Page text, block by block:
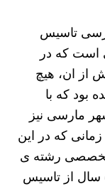
در شهر مارسی تاسیس
است که در
از ان، هیچ
بود که با
مارسی نیز
که در این
تخصصی رشته ی
راگبی به فعالیت پرداخت و با گذشت ۵ سال از تاسیس